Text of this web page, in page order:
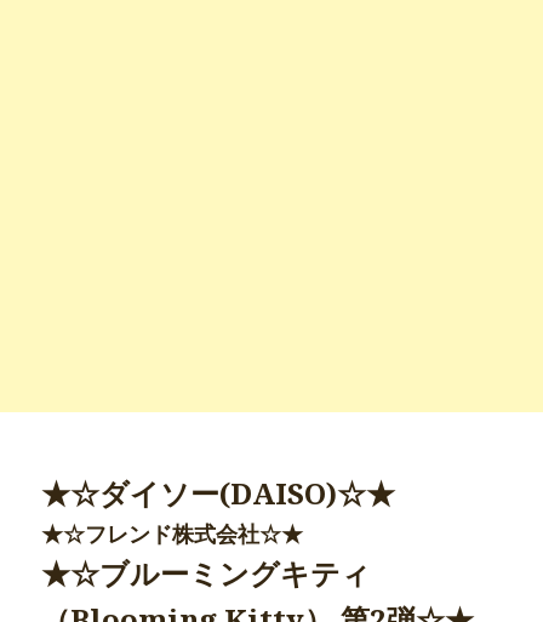
★☆ダイソー(DAISO)☆★
★☆フレンド株式会社☆★
★☆ブルーミングキティ